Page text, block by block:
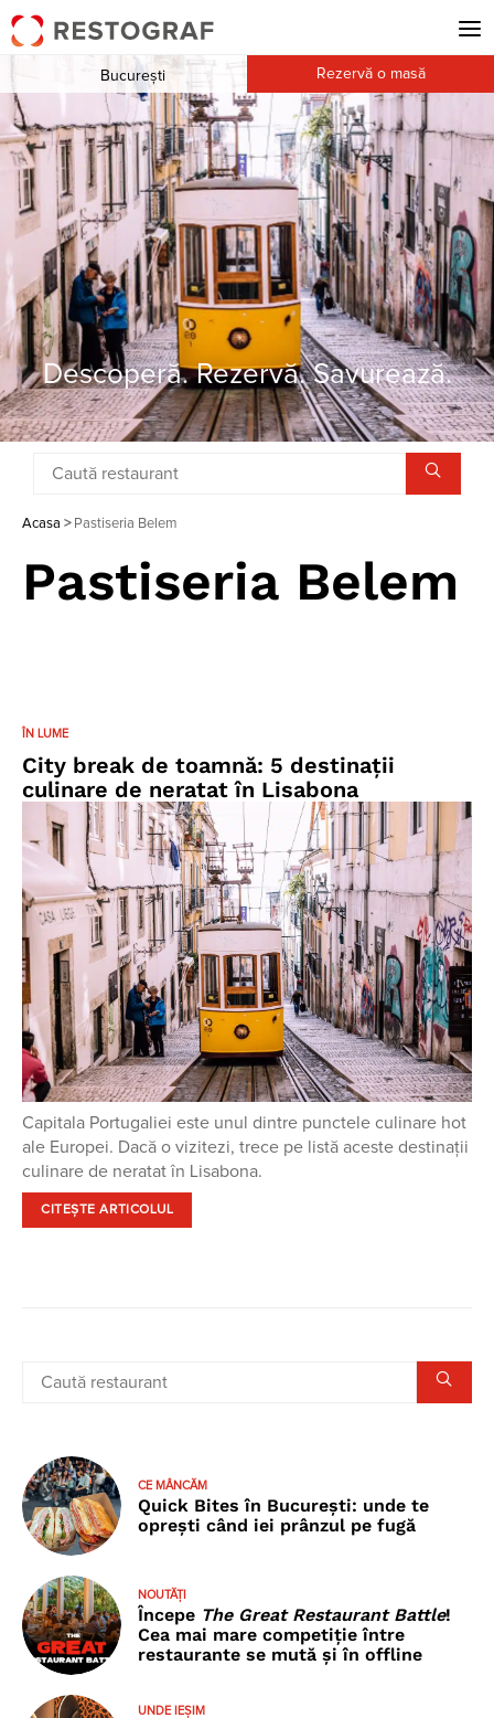
Descoperă. Rezervă. Savurează.
București Rezervă o masă
Acasa > Pastiseria Belem
Pastiseria Belem
ÎN LUME
City break de toamnă: 5 destinaţii
culinare de neratat în Lisabona
Capitala Portugaliei este unul dintre punctele culinare hot
ale Europei. Dacă o vizitezi, trece pe listă aceste destinaţii
culinare de neratat în Lisabona.
CITEȘTE ARTICOLUL
CE MÂNCĂM
Quick Bites în București: unde te
oprești când iei prânzul pe fugă
NOUTĂȚI
Începe The Great Restaurant Battle!
Cea mai mare competiție între
restaurante se mută și în offline
UNDE IEȘIM